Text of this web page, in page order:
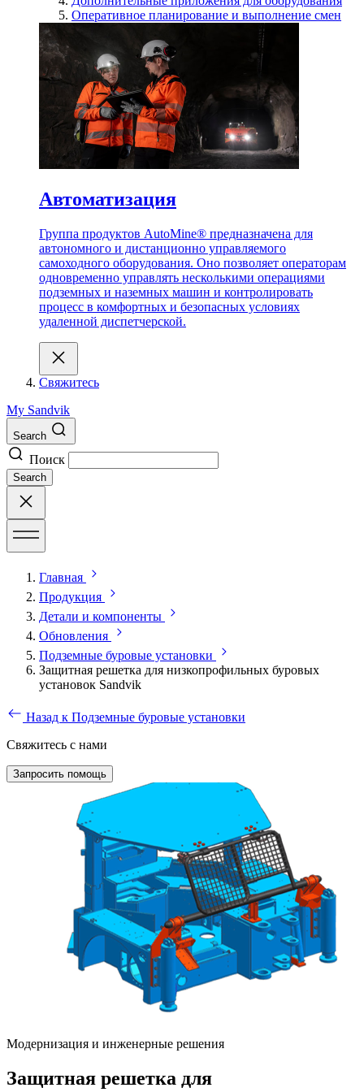
Оперативное планирование и выполнение смен
Автоматизация
Группа продуктов AutoMine® предназначена для
автономного и дистанционно управляемого
самоходного оборудования. Оно позволяет операторам
одновременно управлять несколькими операциями
подземных и наземных машин и контролировать
процесс в комфортных и безопасных условиях
удаленной диспетчерской.
Свяжитесь
My Sandvik
Search
Поиск
Search
Главная
Продукция
Детали и компоненты
Обновления
Подземные буровые установки
Защитная решетка для низкопрофильных буровых
установок Sandvik
Назад к Подземные буровые установки
Свяжитесь с нами
Запросить помощь
Модернизация и инженерные решения
Защитная решетка для